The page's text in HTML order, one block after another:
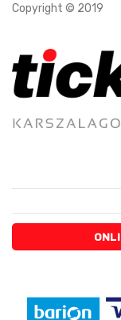
Copyright © 2019